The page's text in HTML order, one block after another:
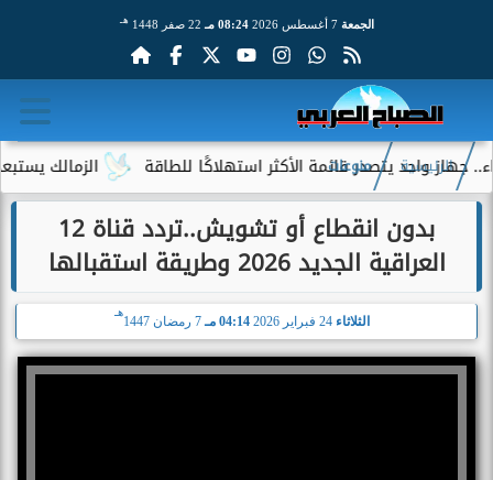
الجمعة 7 أغسطس 2026 08:24 مـ 22 صفر 1448 هـ
الزمالك يستبعد 4 لاعبين شباب من حساباته في الموسم الجديد واحد يتصدر قائمة الأكثر استهلاكًا للطاقة
الرئيسية منوعات
بدون انقطاع أو تشويش..تردد قناة 12
العراقية الجديد 2026 وطريقة استقبالها
الثلاثاء 04:14 مـ 7 رمضان 1447
هـ